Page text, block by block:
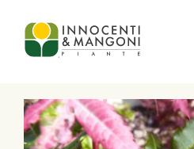
Skip to main content